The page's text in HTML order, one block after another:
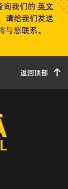
询我们的 英文
请给我们发送
与您联系。
返回顶部